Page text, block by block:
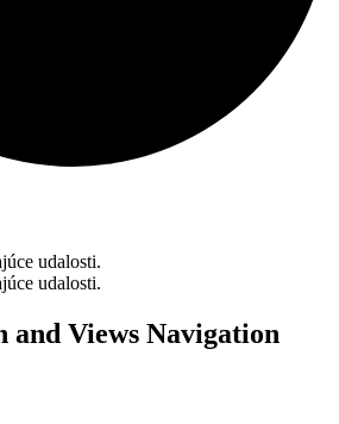
udalosti.
udalosti.
and Views Navigation